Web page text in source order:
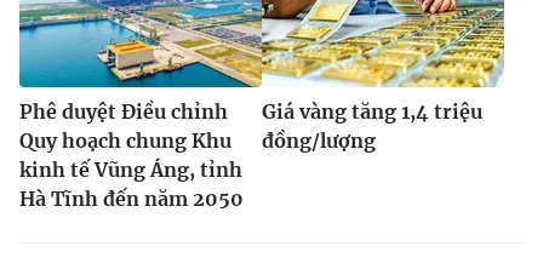
Phê duyệt Điều chỉnh
Quy hoạch chung Khu
kinh tế Vũng Áng, tỉnh
Hà Tĩnh đến năm 2050
Giá vàng tăng 1,4 triệu
đồng/lượng